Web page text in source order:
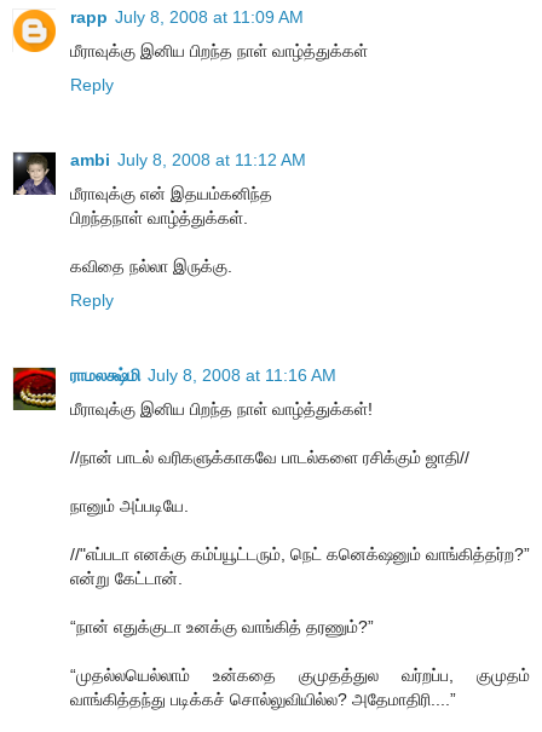
rapp July 8, 2008 at 11:09 AM
மீராவுக்கு இனிய பிறந்த நாள் வாழ்த்துக்கள்
Reply
ambi July 8, 2008 at 11:12 AM
மீராவுக்கு என் இதயம்கனிந்த
பிறந்தநாள் வாழ்த்துக்கள்.
கவிதை நல்லா இருக்கு.
Reply
ராமலக்ஷ்மி July 8, 2008 at 11:16 AM
மீராவுக்கு இனிய பிறந்த நாள் வாழ்த்துக்கள்!
//நான் பாடல் வரிகளுக்காகவே பாடல்களை ரசிக்கும் ஜாதி//
நானும் அப்படியே.
//"எப்படா எனக்கு கம்ப்யூட்டரும், நெட் கனெக்‌ஷனும் வாங்கித்தர்ற?”
என்று கேட்டான்.
“நான் எதுக்குடா உனக்கு வாங்கித் தரணும்?”
“முதல்லயெல்லாம் உன்கதை குமுதத்துல வர்றப்ப, குமுதம்
வாங்கித்தந்து படிக்கச் சொல்லுவியில்ல? அதேமாதிரி....”